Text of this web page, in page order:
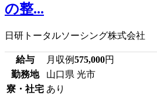
の整...
日研トータルソーシング株式会社
給与 月収例575,000円
勤務地
山口県 光市
寮・社宅 あり